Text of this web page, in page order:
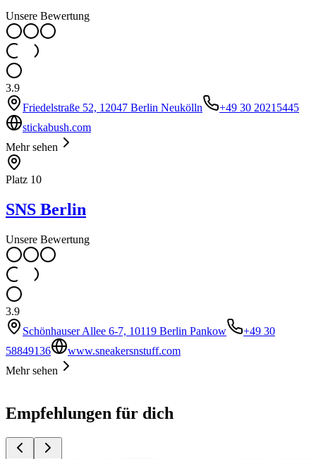
Unsere Bewertung
3.9
Friedelstraße 52, 12047 Berlin Neukölln
+49 30 20215445
stickabush.com
Mehr sehen
Platz 10
SNS Berlin
Unsere Bewertung
3.9
Schönhauser Allee 6-7, 10119 Berlin Pankow
+49 30
58849136
www.sneakersnstuff.com
Mehr sehen
Empfehlungen für dich